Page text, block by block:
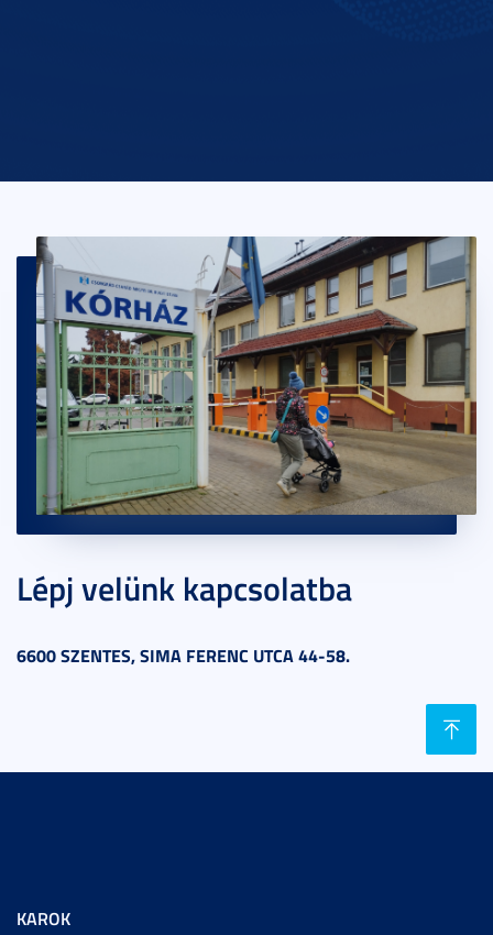
Lépj velünk kapcsolatba
6600 SZENTES, SIMA FERENC UTCA 44-58.
KAROK